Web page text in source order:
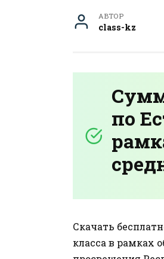
АВТОР
class-kz
по
Скачать
класса в рамках